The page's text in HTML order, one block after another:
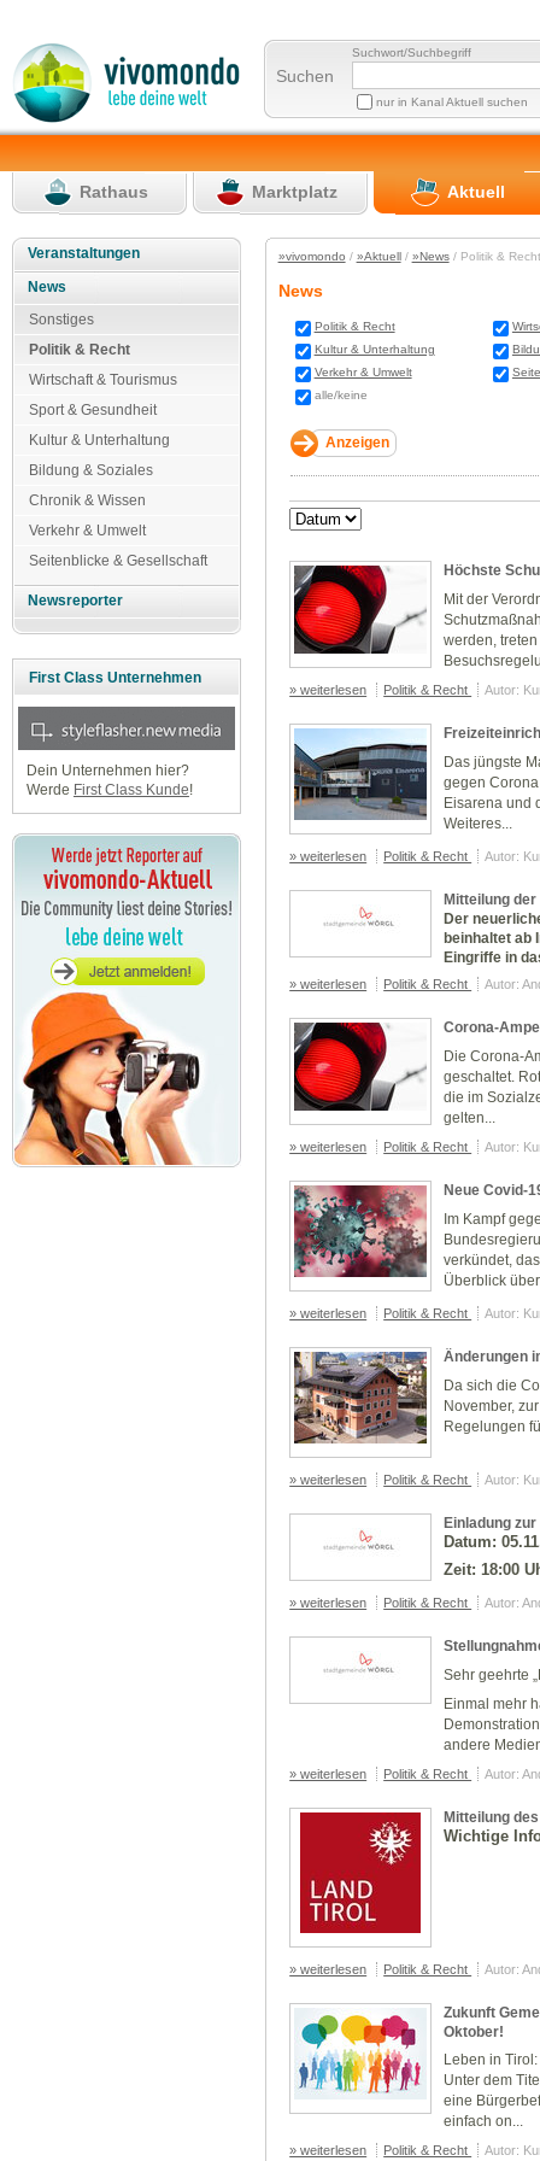
Suchen
Suchwort/Suchbegriff
nur in Kanal Aktuell suchen
Rathaus Marktplatz Aktuell
Veranstaltungen
News
Sonstiges
Politik & Recht
Wirtschaft & Tourismus
Sport & Gesundheit
Kultur & Unterhaltung
Bildung & Soziales
Chronik & Wissen
Verkehr & Umwelt
Seitenblicke & Gesellschaft
Newsreporter
First Class Unternehmen
Dein Unternehmen hier?
Werde First Class Kunde!
»vivomondo / »Aktuell/ »News/ Politik &
News
Politik & Recht
Kultur & Unterhaltung
Verkehr & Umwelt
alle/keine
Höchste
Mit der
werden,
» weiterlesen Politik & Recht Autor:
Das jüngste
gegen
Eisarena und
Weiteres...
» weiterlesen Politik & Recht Autor:
Mitteilung
Der
beinhaltet ab
Eingriffe in
» weiterlesen Politik & Recht Autor:
Corona-
Die Corona-
geschaltet.
die im
gelten...
» weiterlesen Politik & Recht Autor:
Neue Covid-
Im Kampf
verkündet,
Überblick
» weiterlesen Politik & Recht Autor:
Änderungen
Da sich die
November,
Regelungen
» weiterlesen Politik & Recht Autor:
Einladung
Datum:
Zeit: 18:00
» weiterlesen Politik & Recht Autor:
Sehr geehrte
Einmal mehr
andere
» weiterlesen Politik & Recht Autor:
Mitteilung
Wichtige
» weiterlesen Politik & Recht Autor:
Zukunft
Oktober!
Leben in
Unter dem
eine
einfach on...
» weiterlesen Politik & Recht Autor: